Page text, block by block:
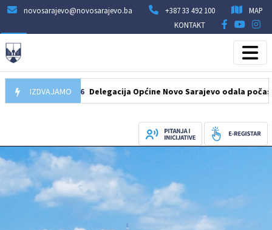
novosarajevo@novosarajevo.ba +387 33 492 100
MAP
KONTAKT
IZDVAJAMO
07.08.2026 Delegacija Općine Novo Sarajevo odala počast